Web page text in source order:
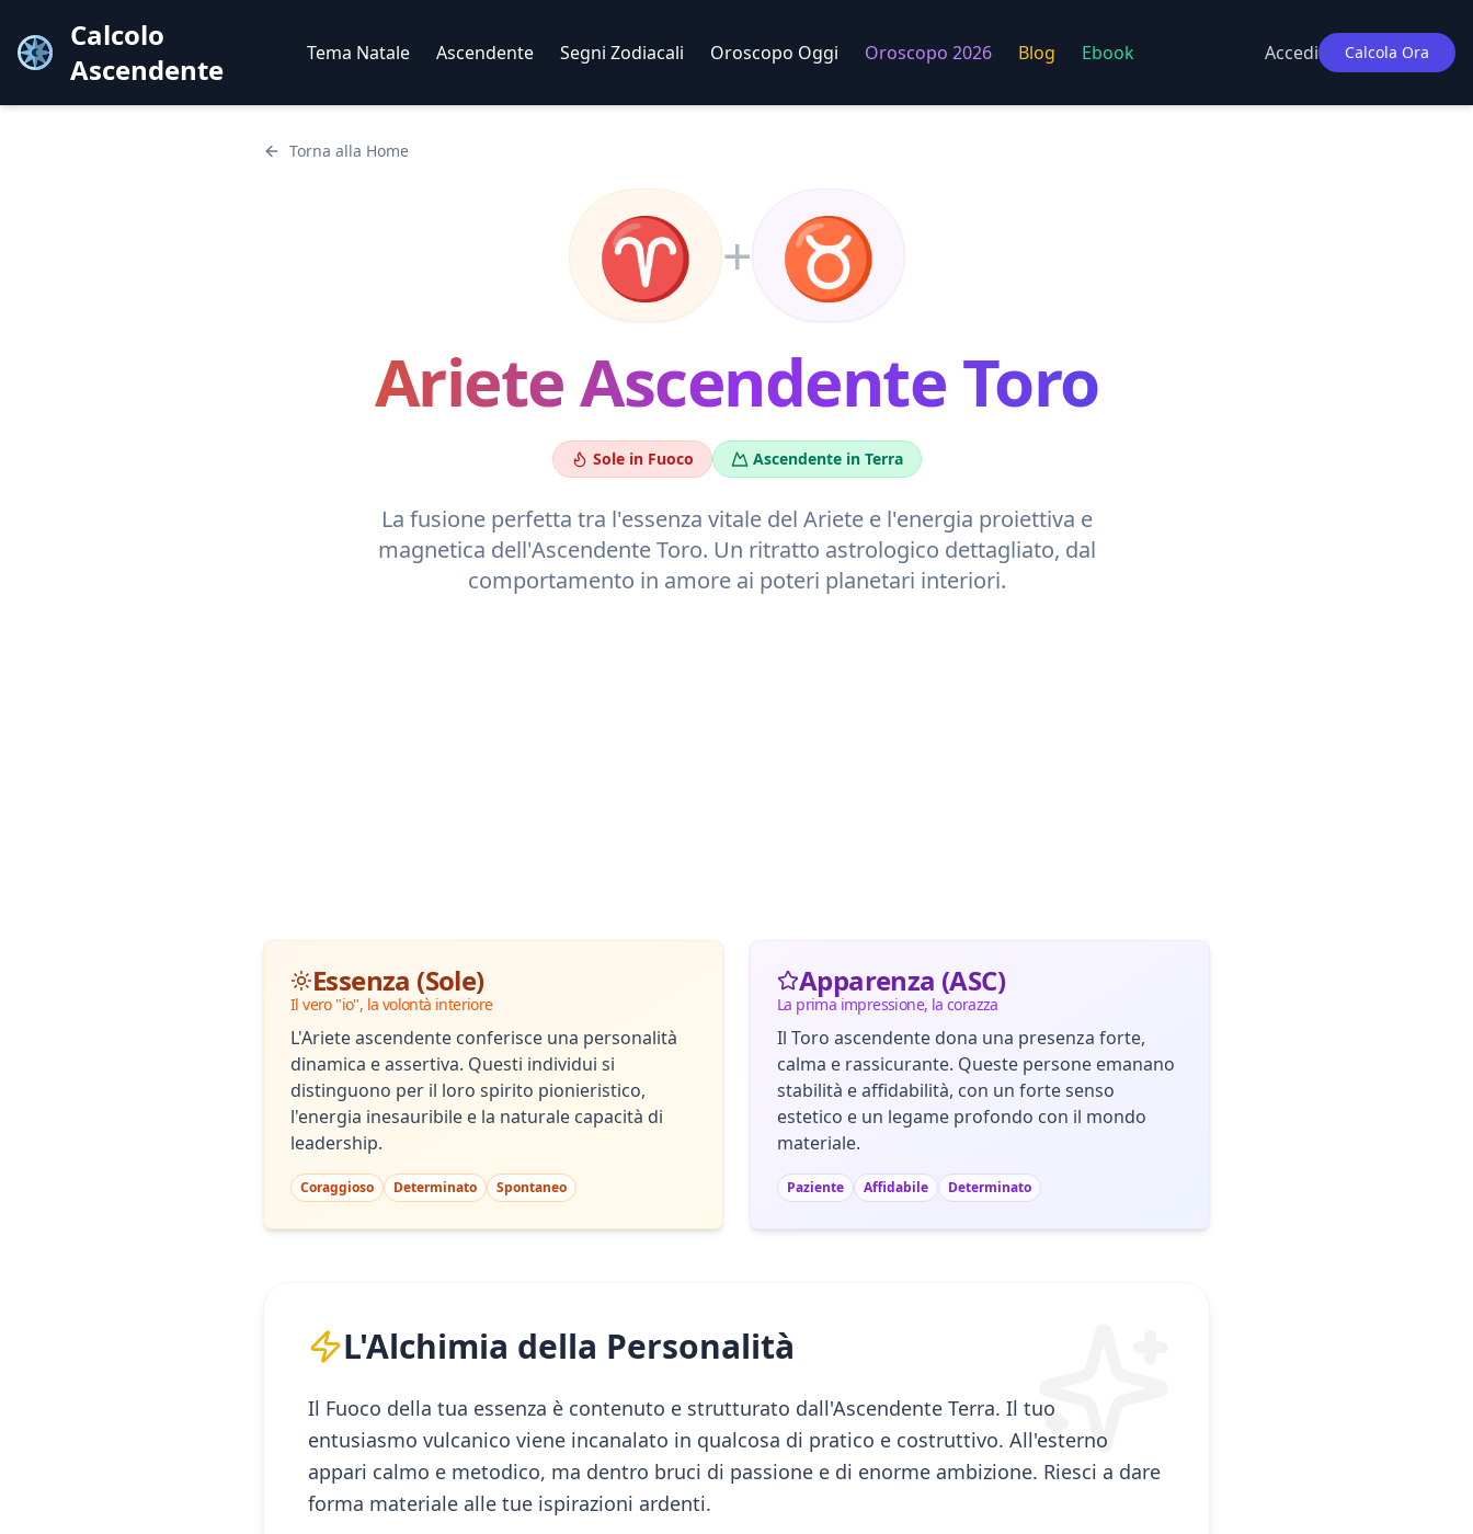
Calcolo
Ascendente
Tema Natale Ascendente Segni Zodiacali Oroscopo Oggi Oroscopo 2026 Blog Ebook Accedi Calcola Ora
Torna alla Home
♈ + ♉
ArieteAscendenteToro
Sole in Fuoco Ascendente in Terra
La fusione perfetta tra l'essenza vitale del Arietee l'energia proiettiva e
magnetica dell'AscendenteToro. Un ritratto astrologico dettagliato, dal
comportamento in amore ai poteri planetari interiori.
Essenza (Sole)
Il vero "io", la volontà interiore
L'Ariete ascendente conferisce una personalità
dinamica e assertiva. Questi individui si
distinguono per il loro spirito pionieristico,
l'energia inesauribile e la naturale capacità di
leadership.
Coraggioso Determinato Spontaneo
Apparenza (ASC)
La prima impressione, la corazza
Il Toro ascendente dona una presenza forte,
calma e rassicurante. Queste persone emanano
stabilità e affidabilità, con un forte senso
estetico e un legame profondo con il mondo
materiale.
Paziente Affidabile Determinato
L'Alchimia della Personalità
Il Fuoco della tua essenza è contenuto e strutturato dall'Ascendente Terra. Il tuo
entusiasmo vulcanico viene incanalato in qualcosa di pratico e costruttivo. All'esterno
appari calmo e metodico, ma dentro bruci di passione e di enorme ambizione. Riesci a dare
forma materiale alle tue ispirazioni ardenti.